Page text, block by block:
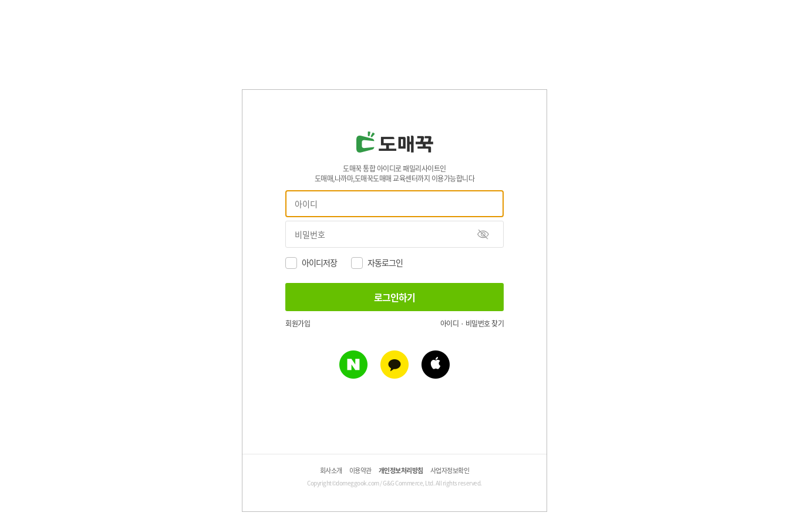
도매꾹 통합 아이디로 패밀리사이트인
도매매,나까마,도매꾹도매매 교육센터까지 이용가능합니다
아이디저장 자동로그인
회원가입 아이디 · 비밀번호 찾기
회사소개 이용약관 개인정보처리방침 사업자정보확인
Copyright©domeggook.com / G&G Commerce, Ltd. All rights reserved.